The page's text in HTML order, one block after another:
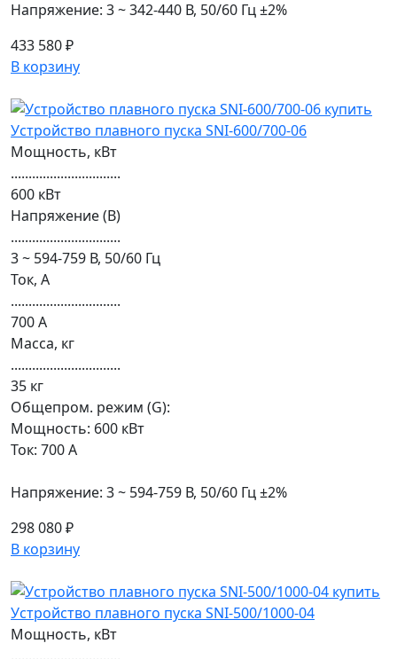
Напряжение: 3 ~ 342-440 В, 50/60 Гц ±2%
433 580 ₽
В корзину
Устройство плавного пуска SNI-600/700-06
Мощность, кВт
...............................
600 кВт
Напряжение (В)
...............................
3 ~ 594-759 В, 50/60 Гц
Ток, А
...............................
700 А
Масса, кг
...............................
35 кг
Общепром. режим (G):
Мощность: 600 кВт
Ток: 700 А
Напряжение: 3 ~ 594-759 В, 50/60 Гц ±2%
298 080 ₽
В корзину
Устройство плавного пуска SNI-500/1000-04
Мощность, кВт